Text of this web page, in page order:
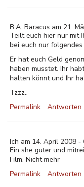
B.A. Baracus am 21.
Teilt euch hier nur mit
bei euch nur
Er hat euch Geld
haben musstet. Ihr
halten könnt und Ihr
Tzzz..
Permalink
Antworten
Ich am 14. April 2008 -
Ein she guter und
Film. Nicht mehr
Permalink
Antworten